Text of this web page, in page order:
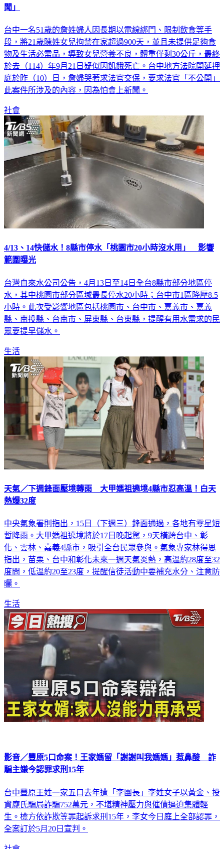
聞」
台中一名51歲的詹姓婦人因長期以電線綁門、限制飲食等手
段，將21歲陳姓女兒拘禁在家超過900天，並且未提供足夠食
物及生活必需品，導致女兒營養不良，體重僅剩30公斤，最終
於去（114）年9月21日疑似因飢餓死亡。台中地方法院開延押
庭於昨（10）日，詹婦哭著求法官交保，要求法官「不公開」
此案件所涉及的內容，因為怕會上新聞。
社會
4/13、14快儲水！8縣市停水「桃園市20小時沒水用」 影響
範圍曝光
台灣自來水公司公告，4月13日至14日全台8縣市部分地區停
水，其中桃園市部分區域最長停水20小時；台中市1區降壓8.5
小時。此次受影響地區包括桃園市、台中市、嘉義市、嘉義
縣、南投縣、台南市、屏東縣、台東縣，提醒有用水需求的民
眾要提早儲水。
生活
天氣／下週鋒面壓境轉雨 大甲媽祖遶境4縣市忍高溫！白天
熱爆32度
中央氣象署則指出，15日（下週三）鋒面通過，各地有零星短
暫降雨。大甲媽祖遶境將於17日晚起駕，9天橫跨台中、彰
化、雲林、嘉義4縣市，吸引全台民眾參與。氣象專家林得恩
指出，苗栗、台中和彰化未來一週天氣炎熱，高溫約28度至32
度間，低溫約20至23度，提醒信徒活動中要補充水分、注意防
曬。
生活
影音／豐原5口命案！王家媽留「謝謝叫我媽媽」惹鼻酸 詐
騙主嫌今認罪求刑15年
台中豐原王姓一家五口去年遭「李團長」李姓女子以黃金、投
資龐氏騙局詐騙752萬元，不堪精神壓力與催債逼迫集體輕
生。檢方依詐欺等罪起訴求刑15年，李女今日庭上全部認罪，
全案訂於5月20日宣判。